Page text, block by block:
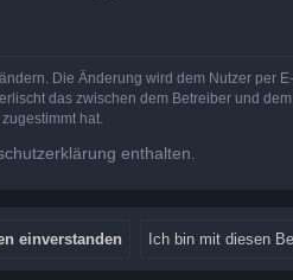
Die Änderung wird dem Nutzer per
das zwischen dem Betreiber und
hat.
enthalten.